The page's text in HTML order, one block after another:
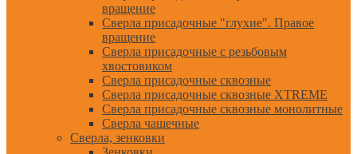
вращение
Сверла присадочные "глухие". Правое
вращение
Сверла присадочные с резьбовым
хвостовиком
Сверла присадочные сквозные
Сверла присадочные сквозные XTREME
Сверла присадочные сквозные монолитные
Сверла чашечные
Сверла, зенковки